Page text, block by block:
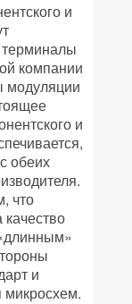
и
терминалы
компании
модуляции
и
обеих
что
и
микросхем.